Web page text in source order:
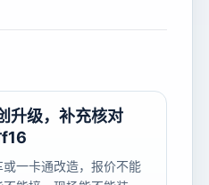
升级，补充核对
一卡通改造，报价不能